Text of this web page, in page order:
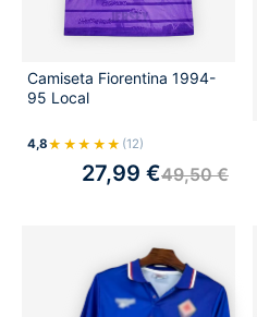
Camiseta Fiorentina 1994-
95 Local
4,8★★★★★ (12)
49,50€
27,99 €